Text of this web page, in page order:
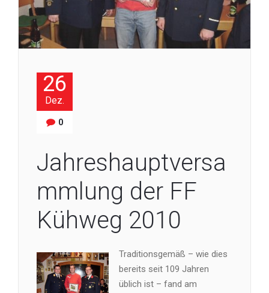
26
Dez.
0
Jahreshauptversa
mmlung der FF
Kühweg 2010
Traditionsgemäß – wie dies
bereits seit 109 Jahren
üblich ist – fand am